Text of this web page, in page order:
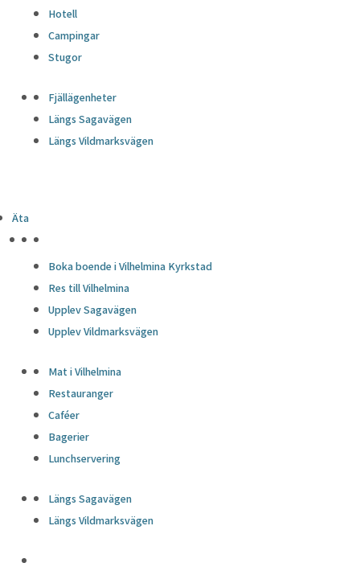
Hotell
Campingar
Stugor
Fjällägenheter
Längs Sagavägen
Längs Vildmarksvägen
Äta
Boka boende i Vilhelmina Kyrkstad
Res till Vilhelmina
Upplev Sagavägen
Upplev Vildmarksvägen
Mat i Vilhelmina
Restauranger
Caféer
Bagerier
Lunchservering
Längs Sagavägen
Längs Vildmarksvägen